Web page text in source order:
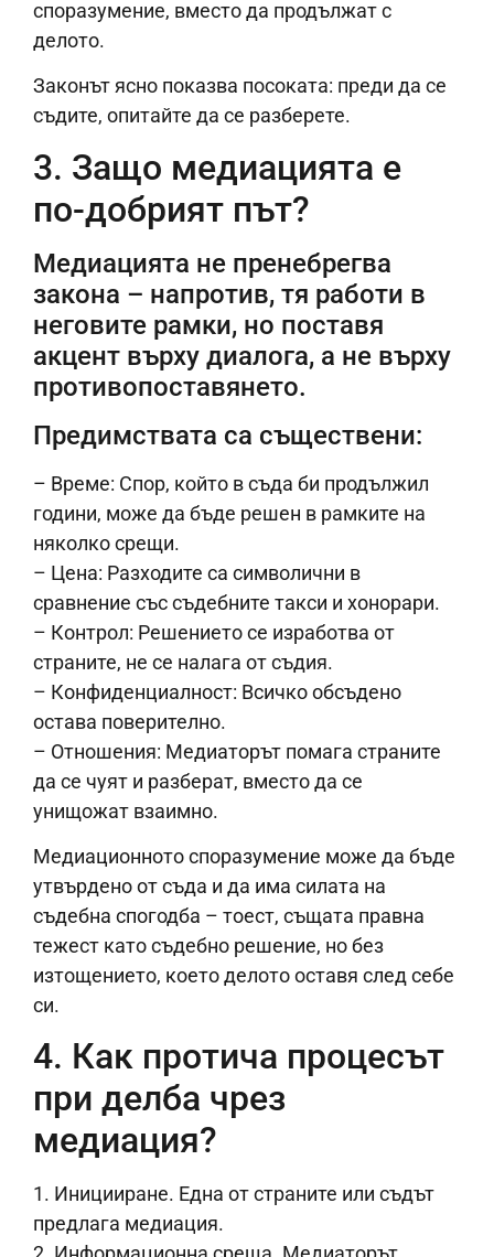
споразумение, вместо да продължат с
делото.
Законът ясно показва посоката: преди да се
съдите, опитайте да се разберете.
3. Защо медиацията е
по-добрият път?
Медиацията не пренебрегва
закона – напротив, тя работи в
неговите рамки, но поставя
акцент върху диалога, а не върху
противопоставянето.
Предимствата са съществени:
– Време: Спор, който в съда би продължил
години, може да бъде решен в рамките на
няколко срещи.
– Цена: Разходите са символични в
сравнение със съдебните такси и хонорари.
– Контрол: Решението се изработва от
страните, не се налага от съдия.
– Конфиденциалност: Всичко обсъдено
остава поверително.
– Отношения: Медиаторът помага страните
да се чуят и разберат, вместо да се
унищожат взаимно.
Медиационното споразумение може да бъде
утвърдено от съда и да има силата на
съдебна спогодба – тоест, същата правна
тежест като съдебно решение, но без
изтощението, което делото оставя след себе
си.
4. Как протича процесът
при делба чрез
медиация?
1. Иницииране. Една от страните или съдът
предлага медиация.